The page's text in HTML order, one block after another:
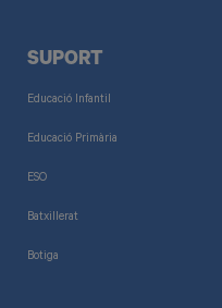
SUPORT
Educació Infantil
Educació Primària
ESO
Batxillerat
Botiga